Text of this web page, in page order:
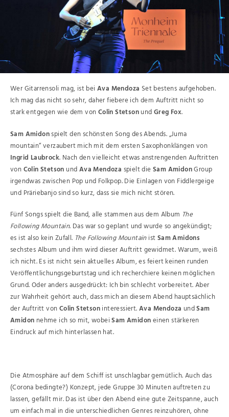
Wer Gitarrensoli mag, ist bei Ava Mendoza Set bestens aufgehoben.
Ich mag das nicht so sehr, daher fiebere ich dem Auftritt nicht so
stark entgegen wie dem vonColin StetsonundGreg Fox.
Sam Amidonspielt den schönsten Song des Abends. „Juma
mountain“ verzaubert mich mit dem ersten Saxophonklängen von
Ingrid Laubrock. Nach den vielleicht etwas anstrengenden Auftritten
vonColin Stetson undAva Mendoza spielt dieSam AmidonGroup
irgendwas zwischen Pop und Folkpop. Die Einlagen von Fiddlergeige
und Präriebanjo sind so kurz, dass sie mich nicht stören.
Fünf Songs spielt die Band, alle stammen aus dem Album The
Following Mountain. Das war so geplant und wurde so angekündigt;
es ist also kein Zufall. The Following MountainistSam Amidons
sechstes Album und ihm wird dieser Auftritt gewidmet. Warum, weiß
ich nicht. Es ist nicht sein aktuelles Album, es feiert keinen runden
Veröffentlichungsgeburtstag und ich recherchiere keinen möglichen
Grund. Oder anders ausgedrückt: Ich bin schlecht vorbereitet. Aber
zur Wahrheit gehört auch, dass mich an diesem Abend hauptsächlich
der Auftritt vonColin Stetsoninteressiert.Ava Mendoza undSam
Amidon nehme ich so mit, wobeiSam Amidoneinen stärkeren
Eindruck auf mich hinterlassen hat.
Die Atmosphäre auf dem Schiff ist unschlagbar gemütlich. Auch das
(Corona bedingte?) Konzept, jede Gruppe 30 Minuten auftreten zu
lassen, gefällt mir. Das ist über den Abend eine gute Zeitspanne, auch
um einfach mal in die unterschiedlichen Genres reinzuhören, ohne